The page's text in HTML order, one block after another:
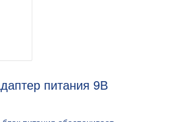
питания 9В